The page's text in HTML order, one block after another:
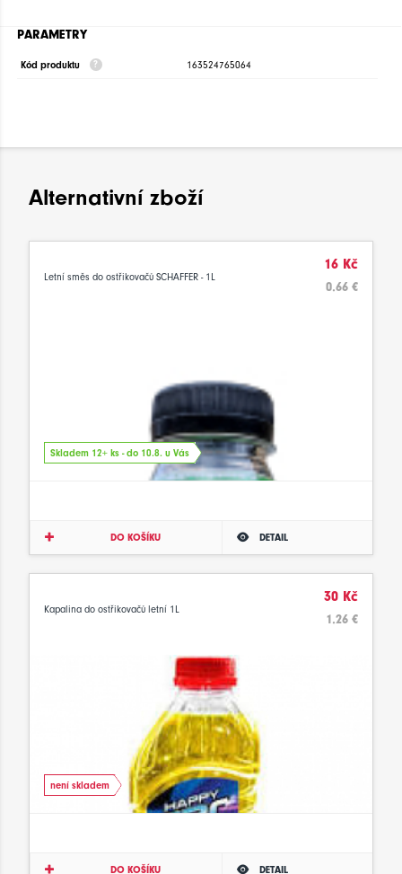
PARAMETRY
Kód produktu 163524765064
Alternativní zboží
Letní směs do ostřikovačů SCHAFFER - 1L
16 Kč
0.66 €
Skladem 12+ ks - do 10.8. u Vás
DO KOŠÍKU DETAIL
Kapalina do ostřikovačů letní 1L
30 Kč
1.26 €
není skladem
DO KOŠÍKU DETAIL